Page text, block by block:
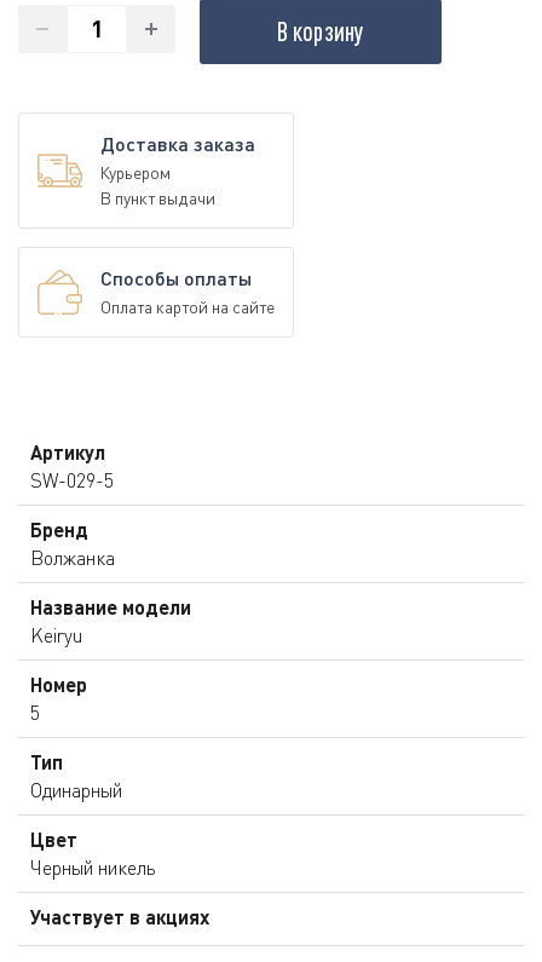
В корзину
Доставка заказа
Курьером
В пункт выдачи
Способы оплаты
Оплата картой на сайте
Артикул
SW-029-5
Бренд
Волжанка
Название модели
Keiryu
Номер
5
Тип
Одинарный
Цвет
Черный никель
Участвует в акциях